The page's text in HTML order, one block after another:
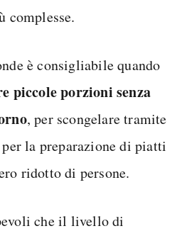
complesse.
è consigliabile quando
piccole porzioni senza
, per scongelare tramite
la preparazione di piatti
ridotto di persone.
che il livello di